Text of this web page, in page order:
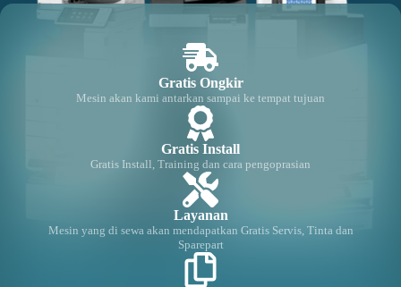
Gratis Ongkir
Mesin akan kami antarkan sampai ke tempat tujuan
Gratis Install
Gratis Install, Training dan cara pengoprasian
Layanan
Mesin yang di sewa akan mendapatkan Gratis Servis, Tinta dan
Sparepart